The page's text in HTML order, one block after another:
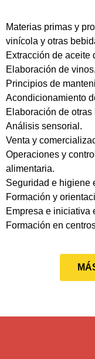
Materias primas y
vinícola y otras
Extracción de aceite
Elaboración de vinos.
Principios de
Acondicionamiento
Elaboración de
Análisis sensorial.
Venta y
Operaciones y
alimentaria.
Seguridad e higiene
Formación y
Empresa e iniciativa
Formación en